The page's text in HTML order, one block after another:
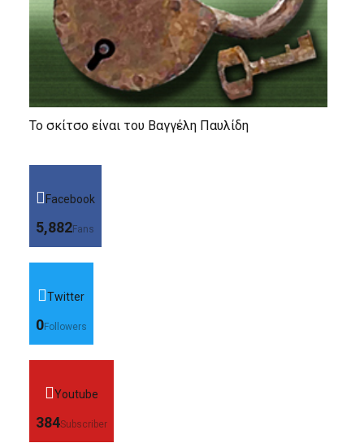
Το σκίτσο είναι του Βαγγέλη Παυλίδη
Facebook
5,882Fans
Twitter
0Followers
Youtube
384Subscriber